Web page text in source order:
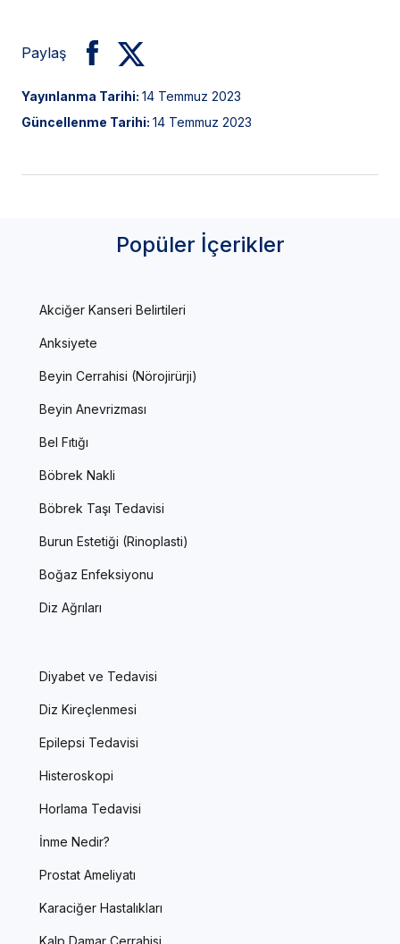
Paylaş
Yayınlanma Tarihi: 14 Temmuz 2023
Güncellenme Tarihi: 14 Temmuz 2023
Popüler İçerikler
Akciğer Kanseri Belirtileri
Anksiyete
Beyin Cerrahisi (Nörojirürji)
Beyin Anevrizması
Bel Fıtığı
Böbrek Nakli
Böbrek Taşı Tedavisi
Burun Estetiği (Rinoplasti)
Boğaz Enfeksiyonu
Diz Ağrıları
Diyabet ve Tedavisi
Diz Kireçlenmesi
Epilepsi Tedavisi
Histeroskopi
Horlama Tedavisi
İnme Nedir?
Prostat Ameliyatı
Karaciğer Hastalıkları